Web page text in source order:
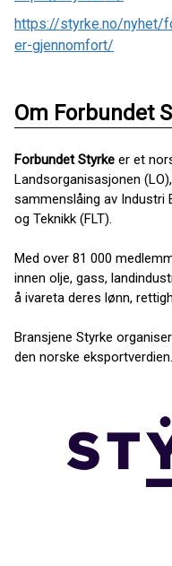
https://styrke.no/nyhet/
er-gjennomfort/
Om Forbundet
Forbundet Styrke er et
Landsorganisasjonen
sammenslåing av Industri
og Teknikk (FLT).
Med over 81 000
innen olje, gass,
å ivareta deres lønn,
Bransjene Styrke
den norske eksportverdien.